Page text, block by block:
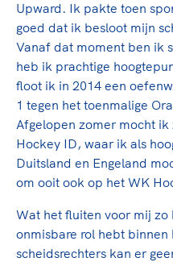
een rondje fietsen,
de sportschool te
voor Sifan Hassan,
Groot en het
genieten van de
de halve marathon van
hockeywedstrijd van je
Beroepskrachten
Samen voor een
sportomgeving
Voor welk gedrag staat
langs de lijn, in de
En wat mag vooral
onderdeel van het
ongewenst gedrag.
De TeamNL
De TeamNL Academie
ontwikkelprogramma
binnen TeamNL
bestuurders,
toekomstig kader.
Lees verder
Upward. Ik pakte toen
goed dat ik besloot mijn
Vanaf dat moment ben ik
heb ik prachtige
floot ik in 2014 een
1 tegen het toenmalige
Afgelopen zomer mocht
Hockey ID, waar ik als
Duitsland en Engeland
om ooit ook op het WK
Wat het fluiten voor mij
onmisbare rol hebt
scheidsrechters kan er